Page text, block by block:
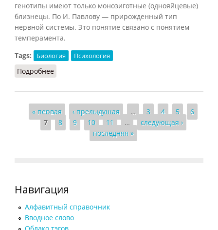
генотипы имеют только монозиготные (однояйцевые)
близнецы. По И. Павлову — прирожденный тип
нервной системы. Это понятие связано с понятием
темперамента.
Tags:
Биология Психология
Подробнее
Страницы
« первая ‹ предыдущая … 3 4 5
6
7
8 9 10 11 …
следующая ›
последняя »
Навигация
Алфавитный справочник
Вводное слово
Облако тэгов